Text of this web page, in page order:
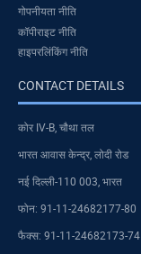
गोपनीयता नीति
कॉपीराइट नीति
हाइपरलिंकिंग नीति
CONTACT DETAILS
कोर IV-B, चौथा तल
भारत आवास केन्द्र, लोदी रोड
नई दिल्ली-110 003, भारत
फोन: 91-11-24682177-80
फैक्स: 91-11-24682173-74